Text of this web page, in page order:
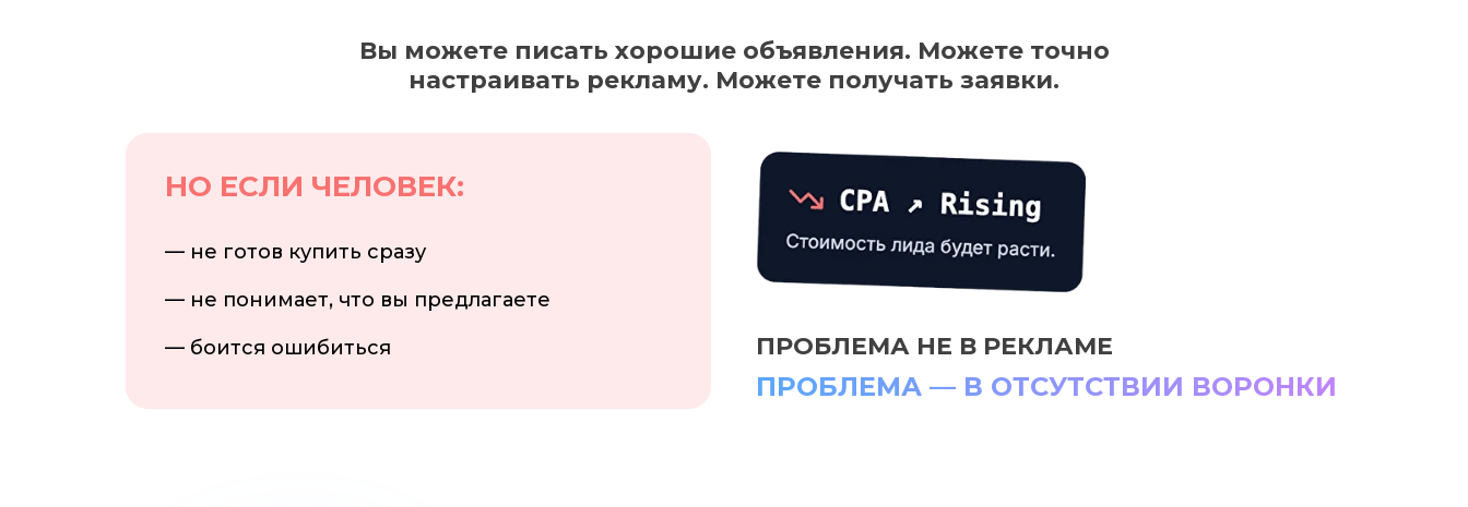
— не готов купить сразу
— не понимает, что вы предлагаете
— боится ошибиться
Вы можете писать хорошие объявления. Можете точно
настраивать рекламу. Можете получать заявки.
ПРОБЛЕМА НЕ В РЕКЛАМЕ
НО ЕСЛИ ЧЕЛОВЕК:
ПРОБЛЕМА — В ОТСУТСТВИИ ВОРОНКИ